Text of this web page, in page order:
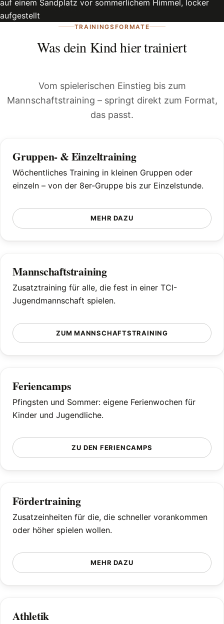
TRAININGSFORMATE
Was dein Kind hier trainiert
Vom spielerischen Einstieg bis zum
Mannschaftstraining – springt direkt zum Format,
das passt.
Gruppen- & Einzeltraining
Wöchentliches Training in kleinen Gruppen oder
einzeln – von der 8er-Gruppe bis zur Einzelstunde.
MEHR DAZU
Mannschaftstraining
Zusatztraining für alle, die fest in einer TCI-
Jugendmannschaft spielen.
ZUM MANNSCHAFTSTRAINING
Feriencamps
Pfingsten und Sommer: eigene Ferienwochen für
Kinder und Jugendliche.
ZU DEN FERIENCAMPS
Fördertraining
Zusatzeinheiten für die, die schneller vorankommen
oder höher spielen wollen.
MEHR DAZU
Athletik